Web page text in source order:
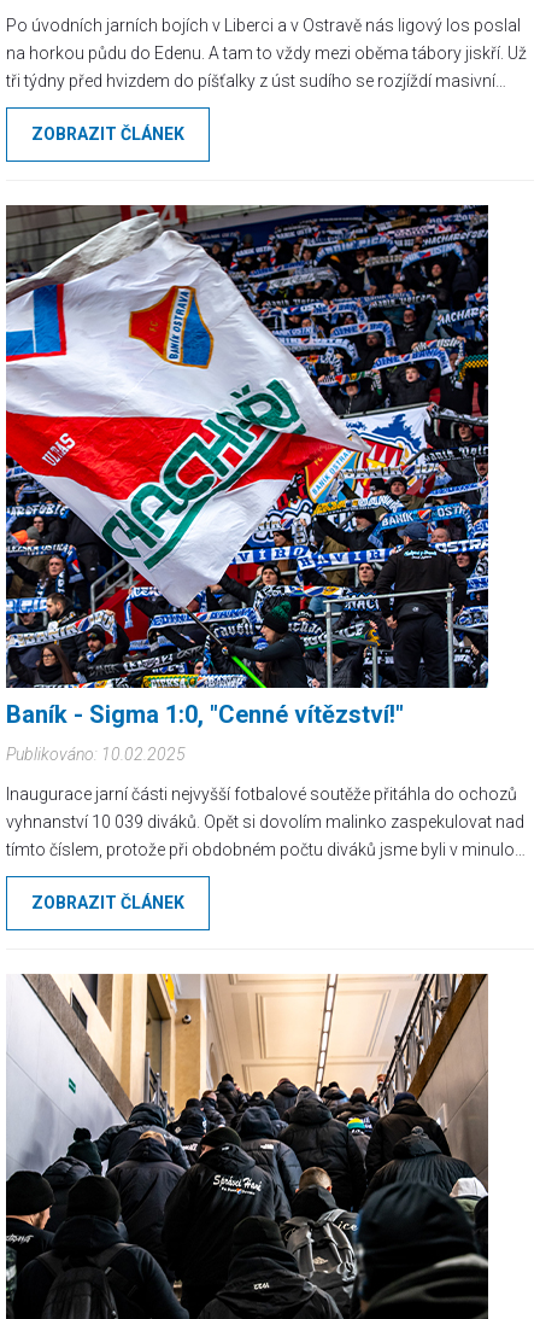
Po úvodních jarních bojích v Liberci a v Ostravě nás ligový los poslal
na horkou půdu do Edenu. A tam to vždy mezi oběma tábory jiskří. Už
tři týdny před hvizdem do píšťalky z úst sudího se rozjíždí masivní
mobilizace Chacharů především na sítích. Po pár dnech je info o
invazi sdíleno klubem, v pozvánkách a hecovačkách se objevují i hráči
Baníku
ZOBRAZIT ČLÁNEK
Baník - Sigma 1:0, "Cenné vítězství!"
Publikováno: 10.02.2025
Inaugurace jarní části nejvyšší fotbalové soutěže přitáhla do ochozů
vyhnanství 10 039 diváků. Opět si dovolím malinko zaspekulovat nad
tímto číslem, protože při obdobném počtu diváků jsme byli v minulosti
zvyklí tvořit na protilehlé tribuně kartoniády a nedělní zaplněnost
ochozů rozhodně k tomuto počinu nakloněna nebyla
ZOBRAZIT ČLÁNEK